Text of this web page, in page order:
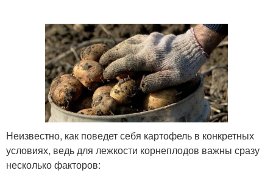
Неизвестно, как поведет себя картофель в конкретных
условиях, ведь для лежкости корнеплодов важны сразу
несколько факторов: